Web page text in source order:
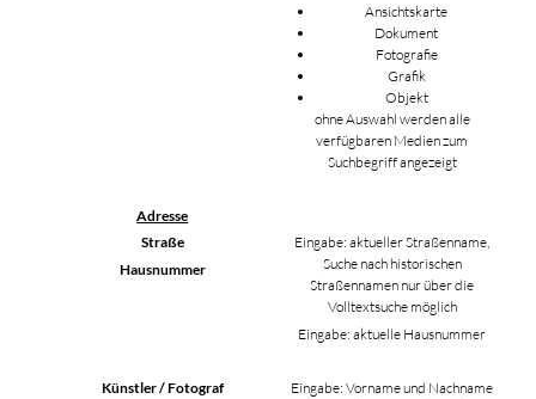
Ansichtskarte
Dokument
Fotografie
Grafik
Objekt
ohne Auswahl werden alle
verfügbaren Medien zum
Suchbegriff angezeigt
Adresse
Straße
Hausnummer
Eingabe: aktueller Straßenname,
Suche nach historischen
Straßennamen nur über die
Volltextsuche möglich
Eingabe: aktuelle Hausnummer
Künstler / Fotograf
Eingabe: Vorname und Nachname